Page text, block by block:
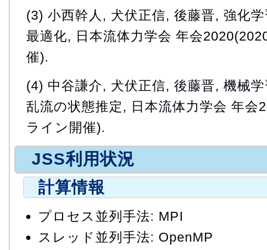
(3) 小西幹人, 犬伏正信, 後藤晋, 強化
最適化, 日本流体力学会 年会
催).
(4) 中谷謙介, 犬伏正信, 後藤晋, 機械
乱流の状態推定, 日本流体力学会 年会
ライン開催).
JSS利用状況
計算情報
プロセス並列手法: MPI
スレッド並列手法: OpenMP